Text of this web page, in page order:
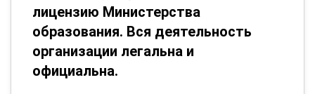
лицензию Министерства
образования. Вся деятельность
организации легальна и
официальна.